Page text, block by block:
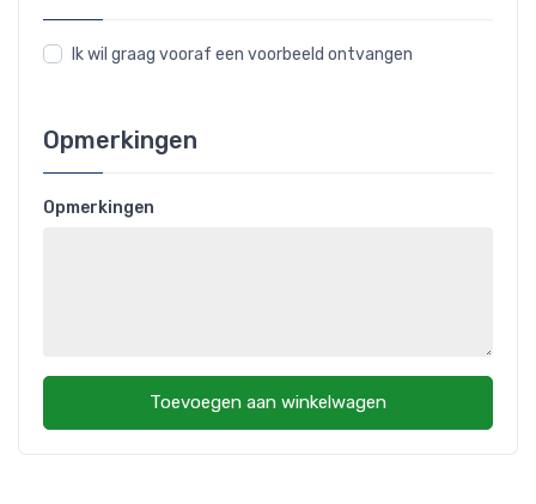
Ik wil graag vooraf een voorbeeld ontvangen
Opmerkingen
Opmerkingen
Toevoegen aan winkelwagen